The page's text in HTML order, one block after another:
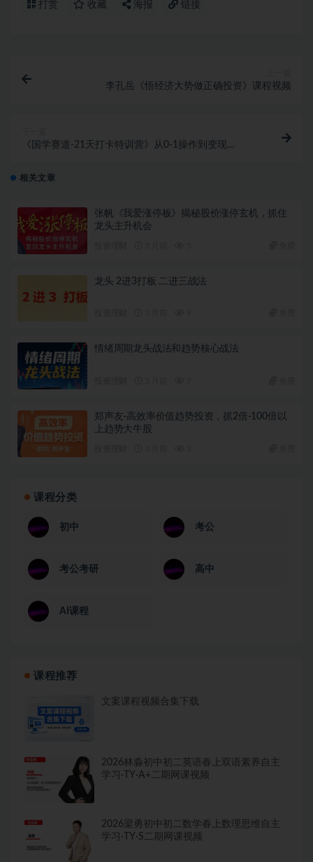
打赏 收藏 海报 链接
李孔岳《悟经济大势做正确投资》课程视频
《国学赛道-21天打卡特训营》从0-1操作到变现
相关文章
张帆《我爱涨停板》揭秘股价涨停玄机，抓住
龙头主升机会
龙头 2进3打板 二进三战法
情绪周期龙头战法和趋势核心战法
郑声友-高效率价值趋势投资，抓2倍-100倍以
上趋势大牛股
课程分类
初中 考公
考公考研 高中
AI课程
课程推荐
文案课程视频合集下载
2026林淼初中初二英语春上双语素养自主
学习·TY·A+二期网课视频
2026梁勇初中初二数学春上数理思维自主
学习·TY·S二期网课视频